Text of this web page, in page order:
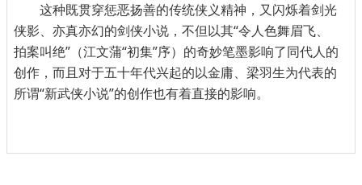
这种既贯穿惩恶扬善的传统侠义精神，又闪烁着剑光
侠影、亦真亦幻的剑侠小说，不但以其“令人色舞眉飞、
拍案叫绝”（江文蒲“初集”序）的奇妙笔墨影响了同代人的
创作，而且对于五十年代兴起的以金庸、梁羽生为代表的
所谓“新武侠小说”的创作也有着直接的影响。